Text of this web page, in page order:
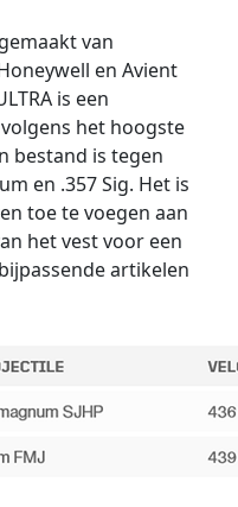
van
en Avient
is een
het hoogste
bestand is tegen
en .357 Sig. Het is
toe te voegen aan
het vest voor een
artikelen